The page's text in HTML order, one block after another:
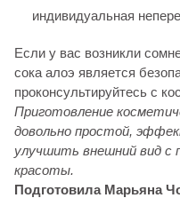
индивидуальная
Если у вас возникли
сока алоэ является
проконсультируйтесь с
Приготовление
довольно простой,
улучшить внешний вид
красоты.
Подготовила Марьяна